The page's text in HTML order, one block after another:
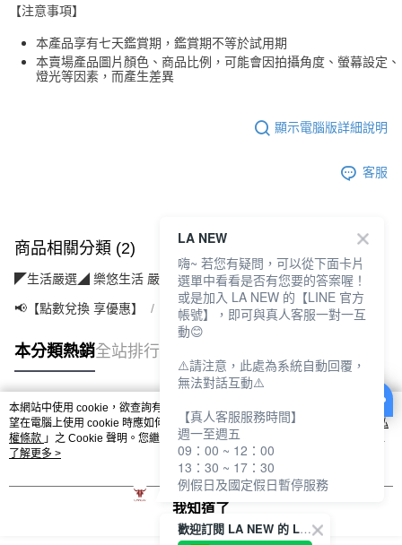
【注意事項】
本產品享有七天鑑賞期，鑑賞期不等於試用期
本賣場產品圖片顏色、商品比例，可能會因拍攝角度、螢幕設定、
燈光等因素，而產生差異
顯示電腦版詳細說明
客服
商品相關分類 (2)
◤生活嚴選◢ 樂悠生活 嚴選好物 運動休閒(運動/旅遊/配件)
📢【點數兌換 享優惠】 【10點】點點金兌換專區
本分類熱銷全站排行
熱門標籤
本網站中使用 cookie，欲查詢有關本網站使用 cookie 方式之詳情，及若您不希
望在電腦上使用 cookie 時應如何變更電腦的 cookie 設定，請參閱本網站「
隱私
權條款 」之 Cookie 聲明。您繼續使用本網站即表示您同意本公司得按本網站使
用條款之 Cookie 聲明使用 cookie。
了解更多 >
我知道了
歡迎訂閱 LA NEW 的 LINE 官方帳號
LA NEW
嗨~ 若您有疑問，可以從下面卡片
選單中看看是否有您要的答案喔！
或是加入 LA NEW 的【LINE 官方
帳號】，即可與真人客服一對一互
動😊
⚠️請注意，此處為系統自動回覆，
無法對話互動⚠️
【真人客服服務時間】
週一至週五
09：00 ~ 12：00
13：30 ~ 17：30
例假日及國定假日暫停服務